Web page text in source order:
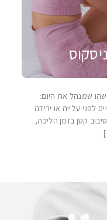
שמנהל את היום:
עלייה או ירידה
קטן בזמן הליכה,